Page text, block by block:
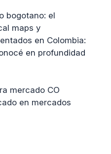
bogotano: el
maps y
en Colombia:
en profundidad
mercado CO
en mercados